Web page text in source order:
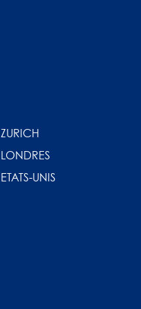
ZURICH
LONDRES
ETATS-UNIS